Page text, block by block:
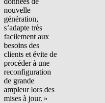
nouvelle
génération,
s’adapte très
facilement aux
besoins des
clients et évite de
procéder à une
reconfiguration
de grande
ampleur lors des
mises à jour. »